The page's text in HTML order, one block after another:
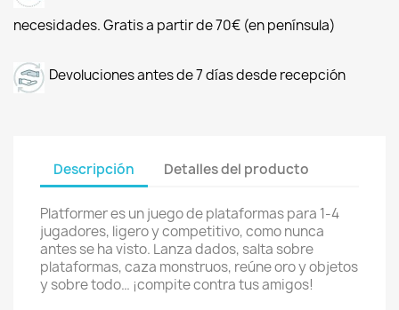
necesidades. Gratis a partir de 70€ (en península)
Devoluciones antes de 7 días desde recepción
Descripción Detalles del producto
Platformer es un juego de plataformas para 1-4
jugadores, ligero y competitivo, como nunca
antes se ha visto. Lanza dados, salta sobre
plataformas, caza monstruos, reúne oro y objetos
y sobre todo… ¡compite contra tus amigos!